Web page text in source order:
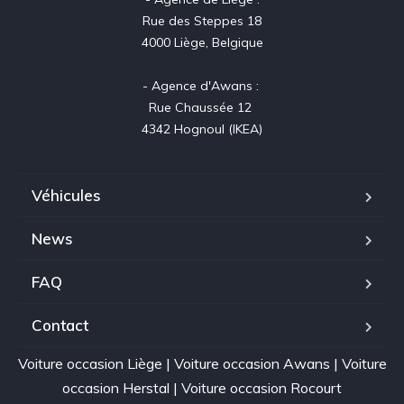
Rue des Steppes 18
4000 Liège, Belgique
- Agence d'Awans :
Rue Chaussée 12
4342 Hognoul (IKEA)
Véhicules
News
FAQ
Contact
Voiture occasion Liège | Voiture occasion Awans | Voiture
occasion Herstal | Voiture occasion Rocourt